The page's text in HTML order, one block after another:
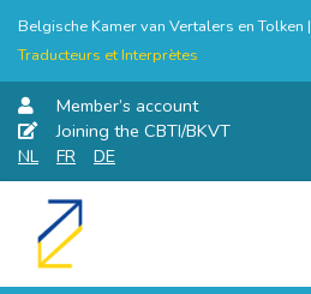
Belgische Kamer van Vertalers en Tolken |
Traducteurs et Interprètes
Member’s account
Joining the CBTI/BKVT
NL
FR DE
Skip